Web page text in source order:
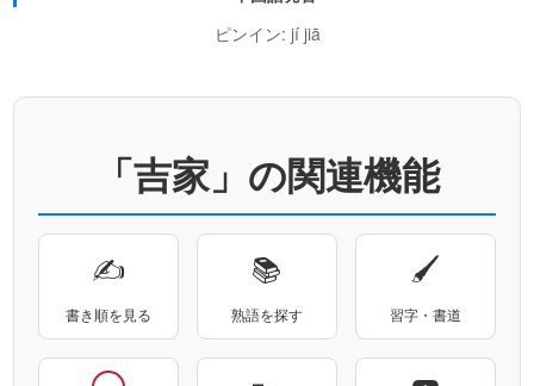
ピンイン: jí jiā
「吉家」の関連機能
✍
書き順を見る
📚
熟語を探す
🖌
習字・書道